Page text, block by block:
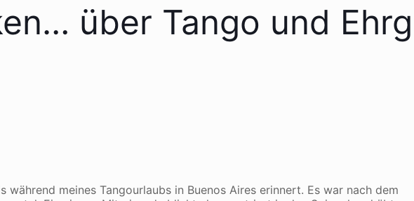
über Tango und
während meines Tangourlaubs in Buenos Aires erinnert. Es war nach dem